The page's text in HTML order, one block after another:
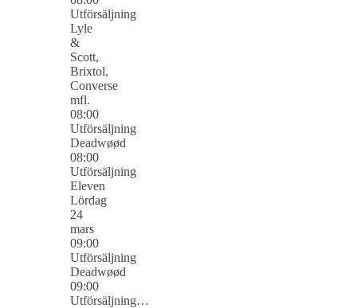
Utförsäljning
Lyle
&
Scott,
Brixtol,
Converse
mfl.
08:00
Utförsäljning
Deadwøød
08:00
Utförsäljning
Eleven
Lördag
24
mars
09:00
Utförsäljning
Deadwøød
09:00
Utförsäljning…